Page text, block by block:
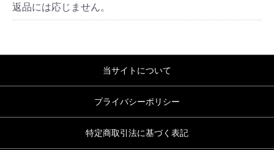
返品には応じません。
当サイトについて
プライバシーポリシー
特定商取引法に基づく表記